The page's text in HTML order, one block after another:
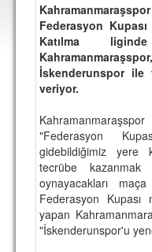
BİLETLER
DEPLASMAN
LİSANSLI ÜRÜNLER
FOTOĞRAF &
MARŞ &
KULÜP
AMBLEM
Federasyon
Katılma
İskenderunspor ile
veriyor.
"Federasyon
gidebildiğimiz yere
tecrübe kazanmak
oynayacakları
Federasyon Kupası
yapan
"İskenderunspor'u